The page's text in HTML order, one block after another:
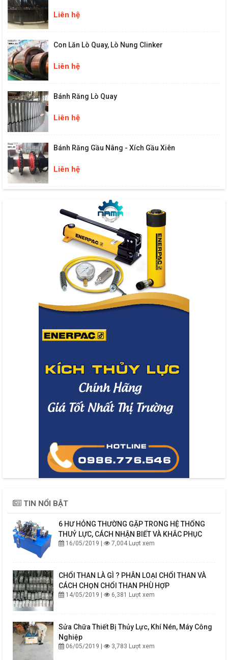
Liên hệ
Con Lăn Lò Quay, Lò Nung Clinker
Liên hệ
Bánh Răng Lò Quay
Liên hệ
Bánh Răng Gầu Nâng - Xích Gầu Xiên
Liên hệ
TIN NỔI BẬT
6 HƯ HỎNG THƯỜNG GẶP TRONG HỆ THỐNG
THUỶ LỰC, CÁCH NHẬN BIẾT VÀ KHẮC PHỤC
16/05/2019 | 7,004 Lượt xem
CHỔI THAN LÀ GÌ ? PHÂN LOẠI CHỔI THAN VÀ
CÁCH CHỌN CHỔI THAN PHÙ HỢP
14/05/2019 | 6,381 Lượt xem
Sửa Chữa Thiết Bị Thủy Lực, Khí Nén, Máy Công
Nghiệp
06/05/2019 | 3,783 Lượt xem